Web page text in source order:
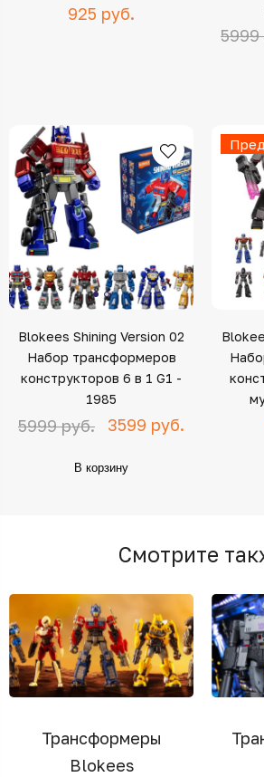
925 руб.
5999
Blokees Shining Version 02
Набор трансформеров
конструкторов 6 в 1 G1 -
1985
5999 руб. 3599 руб.
В корзину
Смотрите
Трансформеры
Blokees